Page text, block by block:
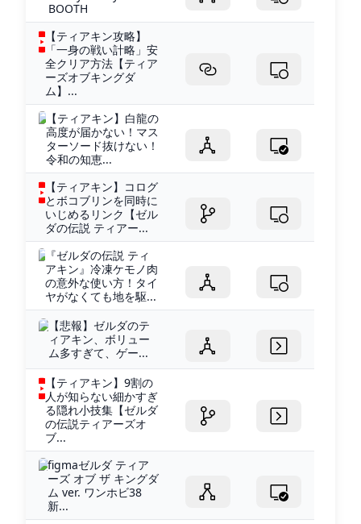
BOOTH
【ティアキン攻略】
「一身の戦い計略」安
全クリア方法【ティア
ーズオブキングダ
ム】...
【ティアキン】白龍の
高度が届かない！マス
ターソード抜けない！
令和の知恵...
【ティアキン】コログ
とボコブリンを同時に
いじめるリンク【ゼル
ダの伝説 ティアー...
『ゼルダの伝説 ティ
アキン』冷凍ケモノ肉
の意外な使い方！タイ
ヤがなくても地を駆...
【悲報】ゼルダのテ
ィアキン、ボリュー
ム多すぎて、ゲー...
【ティアキン】9割の
人が知らない細かすぎ
る隠れ小技集【ゼルダ
の伝説ティアーズオ
ブ...
figmaゼルダ ティア
ーズ オブ ザ キングダ
ム ver. ワンホビ38
新...